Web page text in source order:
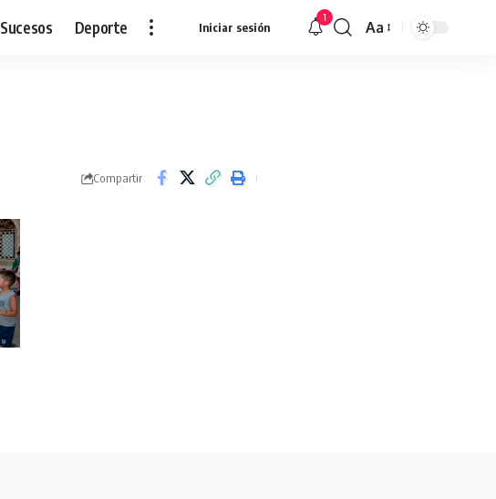
Sucesos Deporte Iniciar sesión
1
Redimensionar
Aa
Compartir